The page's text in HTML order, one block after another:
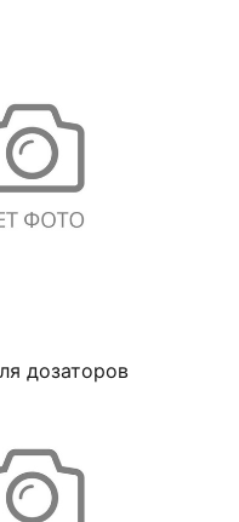
дозаторов